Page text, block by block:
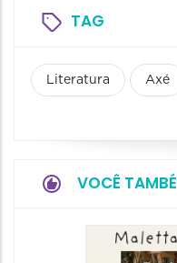
TAG
Literatura Axé
VOCÊ